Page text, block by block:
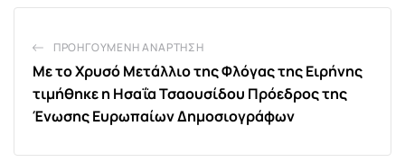
ΠΡΟΗΓΟΎΜΕΝΗ ΑΝΆΡΤΗΣΗ
Με το Χρυσό Μετάλλιο της Φλόγας της Ειρήνης
τιμήθηκε η Ησαΐα Τσαουσίδου Πρόεδρος της
Ένωσης Ευρωπαίων Δημοσιογράφων